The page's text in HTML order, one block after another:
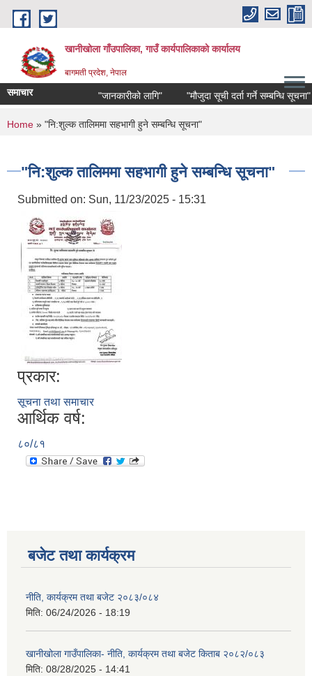
Skip to main content
खानीखोला गाँउपालिका, गाउँ कार्यपालिकाको कार्यालय
बागमती प्रदेश, नेपाल
समाचार "जानकारीको लागि" "मौजुदा सूची दर्ता गर्ने सम्बन्धि सूचना"
You are here
Home » "नि:शुल्क तालिममा सहभागी हुने सम्बन्धि सूचना"
"नि:शुल्क तालिममा सहभागी हुने सम्बन्धि सूचना"
Submitted on: Sun, 11/23/2025 - 15:31
प्रकार:
सूचना तथा समाचार
आर्थिक वर्ष:
८०/८१
बजेट तथा कार्यक्रम
नीति, कार्यक्रम तथा बजेट २०८३/०८४
मिति: 06/24/2026 - 18:19
खानीखोला गाउँपालिका- नीति, कार्यक्रम तथा बजेट किताब २०८२/०८३
मिति: 08/28/2025 - 14:41